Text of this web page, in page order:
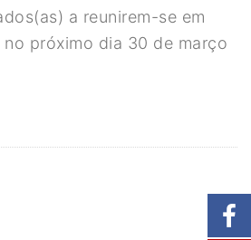
a reunirem-se em
no próximo dia 30 de março